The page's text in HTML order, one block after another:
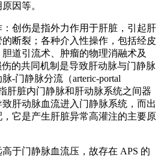
因等。
创伤是指外力作用于肝脏，引起肝
断裂；各种介入性操作，包括经皮
道引流术、肿瘤的物理消融术及
的共同机制是导致肝动脉与门静脉
-门静脉分流（arteric-portal
肝脏内门静脉和肝动脉系统之间器
肝动脉血流进入门静脉系统，而出
它是产生肝脏异常高灌注的主要原
于门静脉血流压，故存在 APS 的